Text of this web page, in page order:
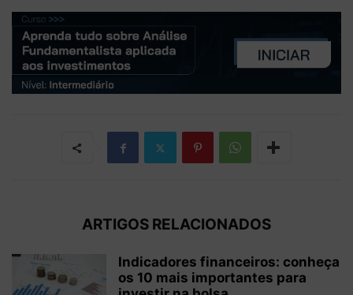
ARTIGOS RELACIONADOS
Indicadores financeiros: conheça
os 10 mais importantes para